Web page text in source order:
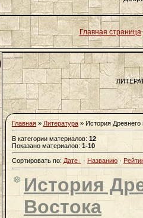
Главная страница
Главная » Литература » История Древнего
В категории материалов: 12
Показано материалов: 1-10
Сортировать по: Дате · Названию ·
История
Востока